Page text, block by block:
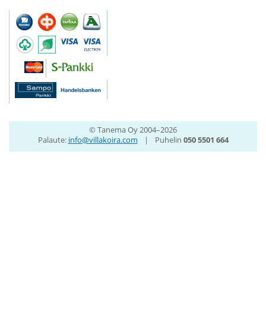
© Tanema Oy 2004–2026
Palaute: info@villakoira.com | Puhelin 050 5501 664